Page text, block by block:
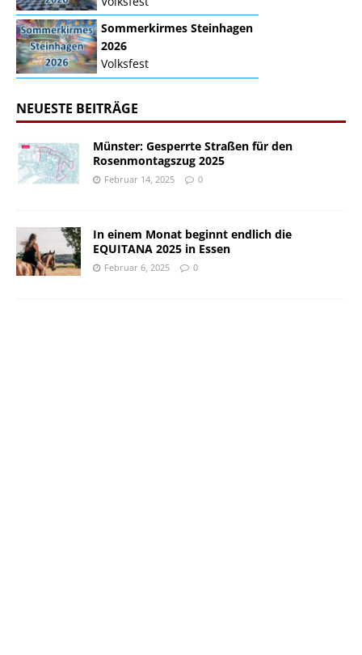
Sommerkirmes Steinhagen
2026
Volksfest
NEUESTE BEITRÄGE
Münster: Gesperrte Straßen für den
Rosenmontagszug 2025
Februar 14, 2025 0
In einem Monat beginnt endlich die
EQUITANA 2025 in Essen
Februar 6, 2025 0